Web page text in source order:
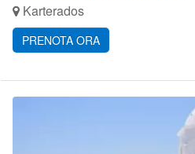
Karterados
PRENOTA ORA